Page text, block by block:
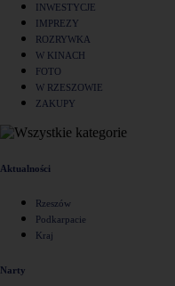
INWESTYCJE
IMPREZY
ROZRYWKA
W KINACH
FOTO
W RZESZOWIE
ZAKUPY
Aktualności
Rzeszów
Podkarpacie
Kraj
Narty